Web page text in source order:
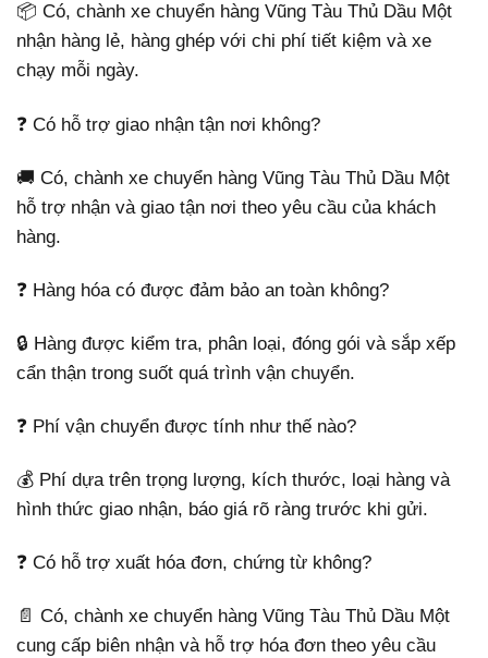
📦 Có, chành xe chuyển hàng Vũng Tàu Thủ Dầu Một
nhận hàng lẻ, hàng ghép với chi phí tiết kiệm và xe
chạy mỗi ngày.
❓ Có hỗ trợ giao nhận tận nơi không?
🚚 Có, chành xe chuyển hàng Vũng Tàu Thủ Dầu Một
hỗ trợ nhận và giao tận nơi theo yêu cầu của khách
hàng.
❓ Hàng hóa có được đảm bảo an toàn không?
🔒 Hàng được kiểm tra, phân loại, đóng gói và sắp xếp
cẩn thận trong suốt quá trình vận chuyển.
❓ Phí vận chuyển được tính như thế nào?
💰 Phí dựa trên trọng lượng, kích thước, loại hàng và
hình thức giao nhận, báo giá rõ ràng trước khi gửi.
❓ Có hỗ trợ xuất hóa đơn, chứng từ không?
📄 Có, chành xe chuyển hàng Vũng Tàu Thủ Dầu Một
cung cấp biên nhận và hỗ trợ hóa đơn theo yêu cầu